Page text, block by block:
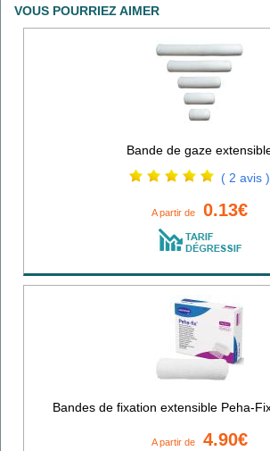
VOUS POURRIEZ AIMER
Bande de gaze
( 2 avis )
A partir de 0.13€
Bandes de fixation extensible Peha-
A partir de 4.90€